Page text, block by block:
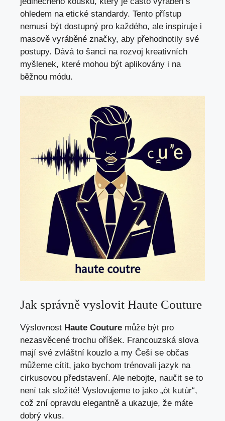
ohledem na etické standardy. Tento přístup
nemusí být dostupný pro každého, ale inspiruje i
masově vyráběné značky, aby přehodnotily své
postupy. Dává to šanci na rozvoj kreativních
myšlenek, které mohou být aplikovány i na
běžnou módu.
Jak správně vyslovit Haute Couture
Výslovnost Haute Couture může být pro
nezasvěcené trochu oříšek. Francouzská slova
mají své zvláštní kouzlo a my Češi se občas
můžeme cítit, jako bychom trénovali jazyk na
cirkusovou představení. Ale nebojte, naučit se to
není tak složité! Vyslovujeme to jako „ót kutúr“,
což zní opravdu elegantně a ukazuje, že máte
dobrý vkus.